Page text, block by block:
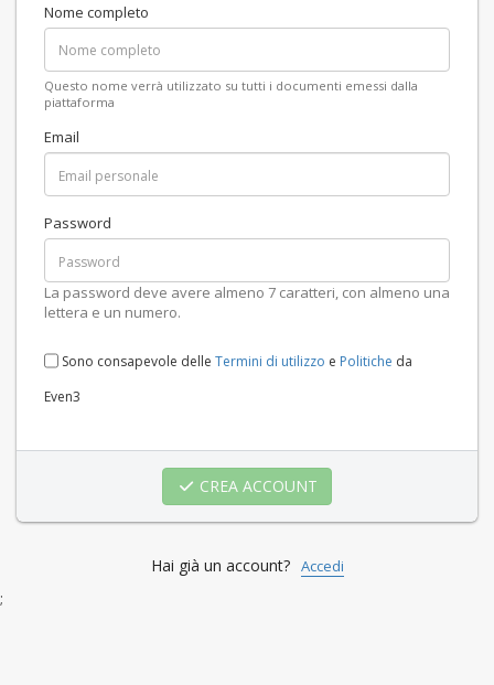
Nome completo
Questo nome verrà utilizzato su tutti i documenti emessi dalla
piattaforma
Email
Password
La password deve avere almeno 7 caratteri, con almeno una
lettera e un numero.
Sono consapevole delle Termini di utilizzo e Politiche da
Even3
CREA ACCOUNT
Hai già un account? Accedi
;